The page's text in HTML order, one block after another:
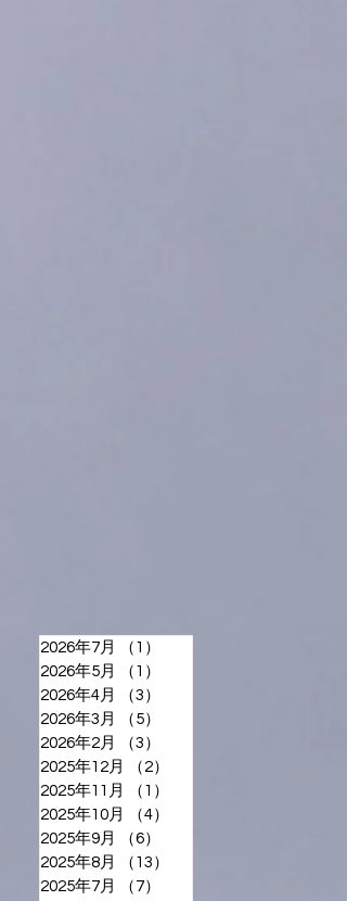
2026年7月 （1）
2026年5月
（1）
2026年4月
（3）
2026年3月
（5）
2026年2月
（3）
2025年12月
（2）
2025年11月
（1）
2025年10月
（4）
2025年9月
（6）
2025年8月
（13）
2025年7月
（7）